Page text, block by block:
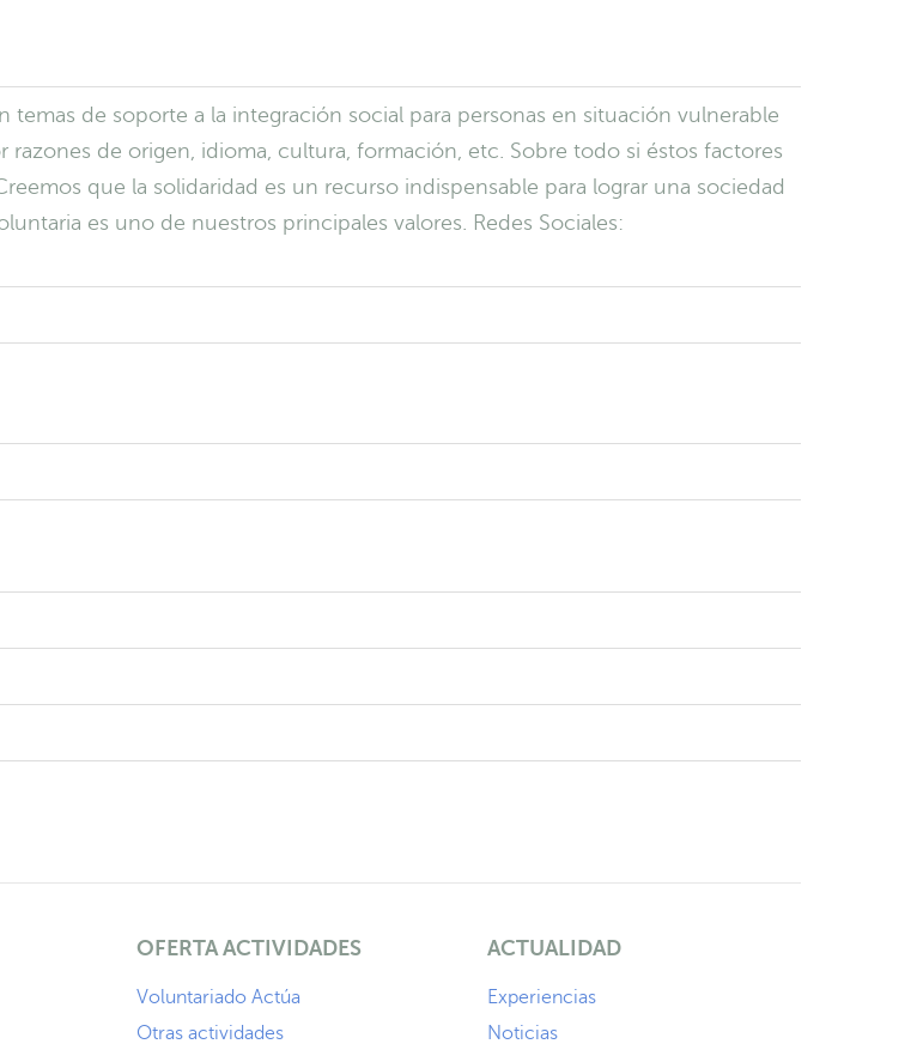
temas de soporte a la integración social para personas en situación vulnerable
razones de origen, idioma, cultura, formación, etc. Sobre todo si éstos factores
que la solidaridad es un recurso indispensable para lograr una sociedad
es uno de nuestros principales valores. Redes Sociales:
OFERTA ACTIVIDADES
Voluntariado Actúa
Otras actividades
ACTUALIDAD
Experiencias
Noticias